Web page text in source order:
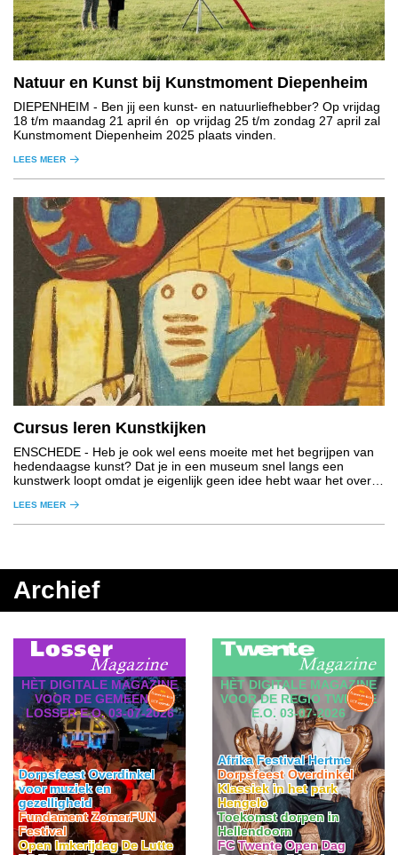
Natuur en Kunst bij Kunstmoment Diepenheim
DIEPENHEIM - Ben jij een kunst- en natuurliefhebber? Op vrijdag
18 t/m maandag 21 april én op vrijdag 25 t/m zondag 27 april zal
Kunstmoment Diepenheim 2025 plaats vinden.
LEES MEER
Cursus leren Kunstkijken
ENSCHEDE - Heb je ook wel eens moeite met het begrijpen van
hedendaagse kunst? Dat je in een museum snel langs een
kunstwerk loopt omdat je eigenlijk geen idee hebt waar het over
LEES MEER
Archief
HÈT DIGITALE MAGAZINE
VOOR DE GEMEENTE
LOSSER E.O. 03-07-2026
Dorpsfeest Overdinkel
voor muziek en
gezelligheid
Fundament ZomerFUN
Festival
Open Imkerijdag De Lutte
HÈT DIGITALE MAGAZINE
VOOR DE REGIO TWENTE
E.O. 03-07-2026
Afrika Festival Hertme
Dorpsfeest Overdinkel
Klassiek in het park
Hengelo
Toekomst dorpen in
Hellendoorn
FC Twente Open Dag